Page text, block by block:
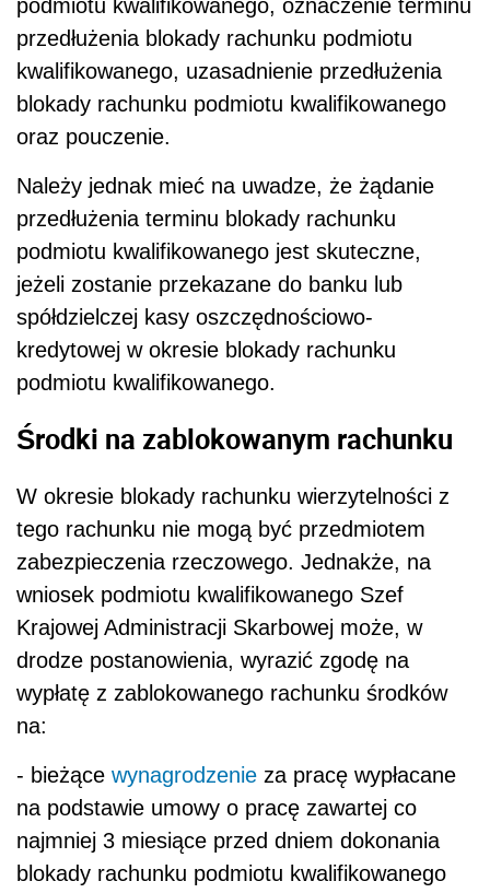
podmiotu kwalifikowanego, oznaczenie terminu
przedłużenia blokady rachunku podmiotu
kwalifikowanego, uzasadnienie przedłużenia
blokady rachunku podmiotu kwalifikowanego
oraz pouczenie.
Należy jednak mieć na uwadze, że żądanie
przedłużenia terminu blokady rachunku
podmiotu kwalifikowanego jest skuteczne,
jeżeli zostanie przekazane do banku lub
spółdzielczej kasy oszczędnościowo-
kredytowej w okresie blokady rachunku
podmiotu kwalifikowanego.
Środki na zablokowanym rachunku
W okresie blokady rachunku wierzytelności z
tego rachunku nie mogą być przedmiotem
zabezpieczenia rzeczowego. Jednakże, na
wniosek podmiotu kwalifikowanego Szef
Krajowej Administracji Skarbowej może, w
drodze postanowienia, wyrazić zgodę na
wypłatę z zablokowanego rachunku środków
na:
- bieżące wynagrodzenie za pracę wypłacane
na podstawie umowy o pracę zawartej co
najmniej 3 miesiące przed dniem dokonania
blokady rachunku podmiotu kwalifikowanego